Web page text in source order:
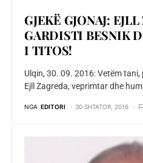
GJEKË GJONAJ:
GARDISTI BESNIK
I TITOS!
Ulqin, 30. 09. 2016: Vetëm
Ejll Zagreda, veprimtar dhe
NGA EDITORI 30 SHTATOR, 2016